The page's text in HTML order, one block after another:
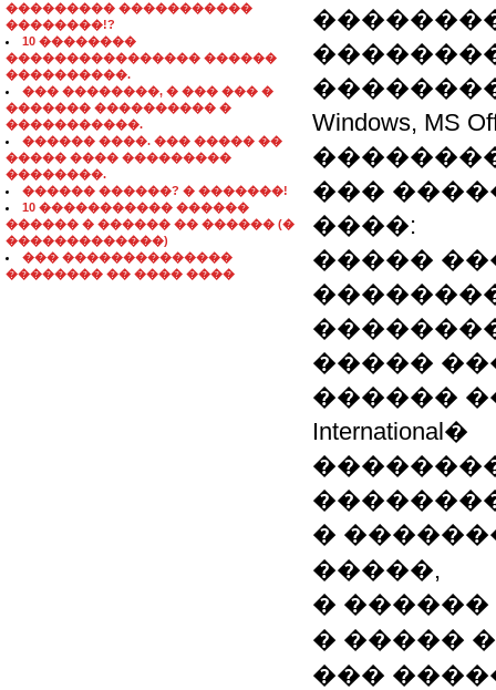
��������� �����������
��������!?
10 ��������
���������������� ������
����������.
��� ��������, � ��� ��� �
������� ���������� �
�����������.
������ ����. ��� ����� ��
����� ���� ���������
��������.
������ ������? � �������!
10 ����������� ������
������ � ������ �� ������ (�
�������������)
��� ��������������
�������� �� ���� ����
Windows, MS
���
����:
�����
�����
������
International�
��������
�
�����,
� ������
� �����
���